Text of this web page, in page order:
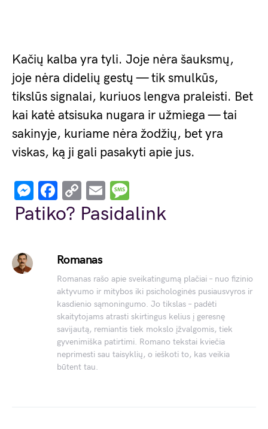
Kačių kalba yra tyli. Joje nėra šauksmų,
joje nėra didelių gestų — tik smulkūs,
tikslūs signalai, kuriuos lengva praleisti. Bet
kai katė atsisuka nugara ir užmiega — tai
sakinyje, kuriame nėra žodžių, bet yra
viskas, ką ji gali pasakyti apie jus.
Messenger
Facebook
Copy
Link
Email
Patiko? Pasidalink
Romanas
Romanas rašo apie sveikatingumą plačiai – nuo fizinio
aktyvumo ir mitybos iki psichologinės pusiausvyros ir
kasdienio sąmoningumo. Jo tikslas – padėti
skaitytojams atrasti skirtingus kelius į geresnę
savijautą, remiantis tiek mokslo įžvalgomis, tiek
gyvenimiška patirtimi. Romano tekstai kviečia
neprimesti sau taisyklių, o ieškoti to, kas veikia
būtent tau.